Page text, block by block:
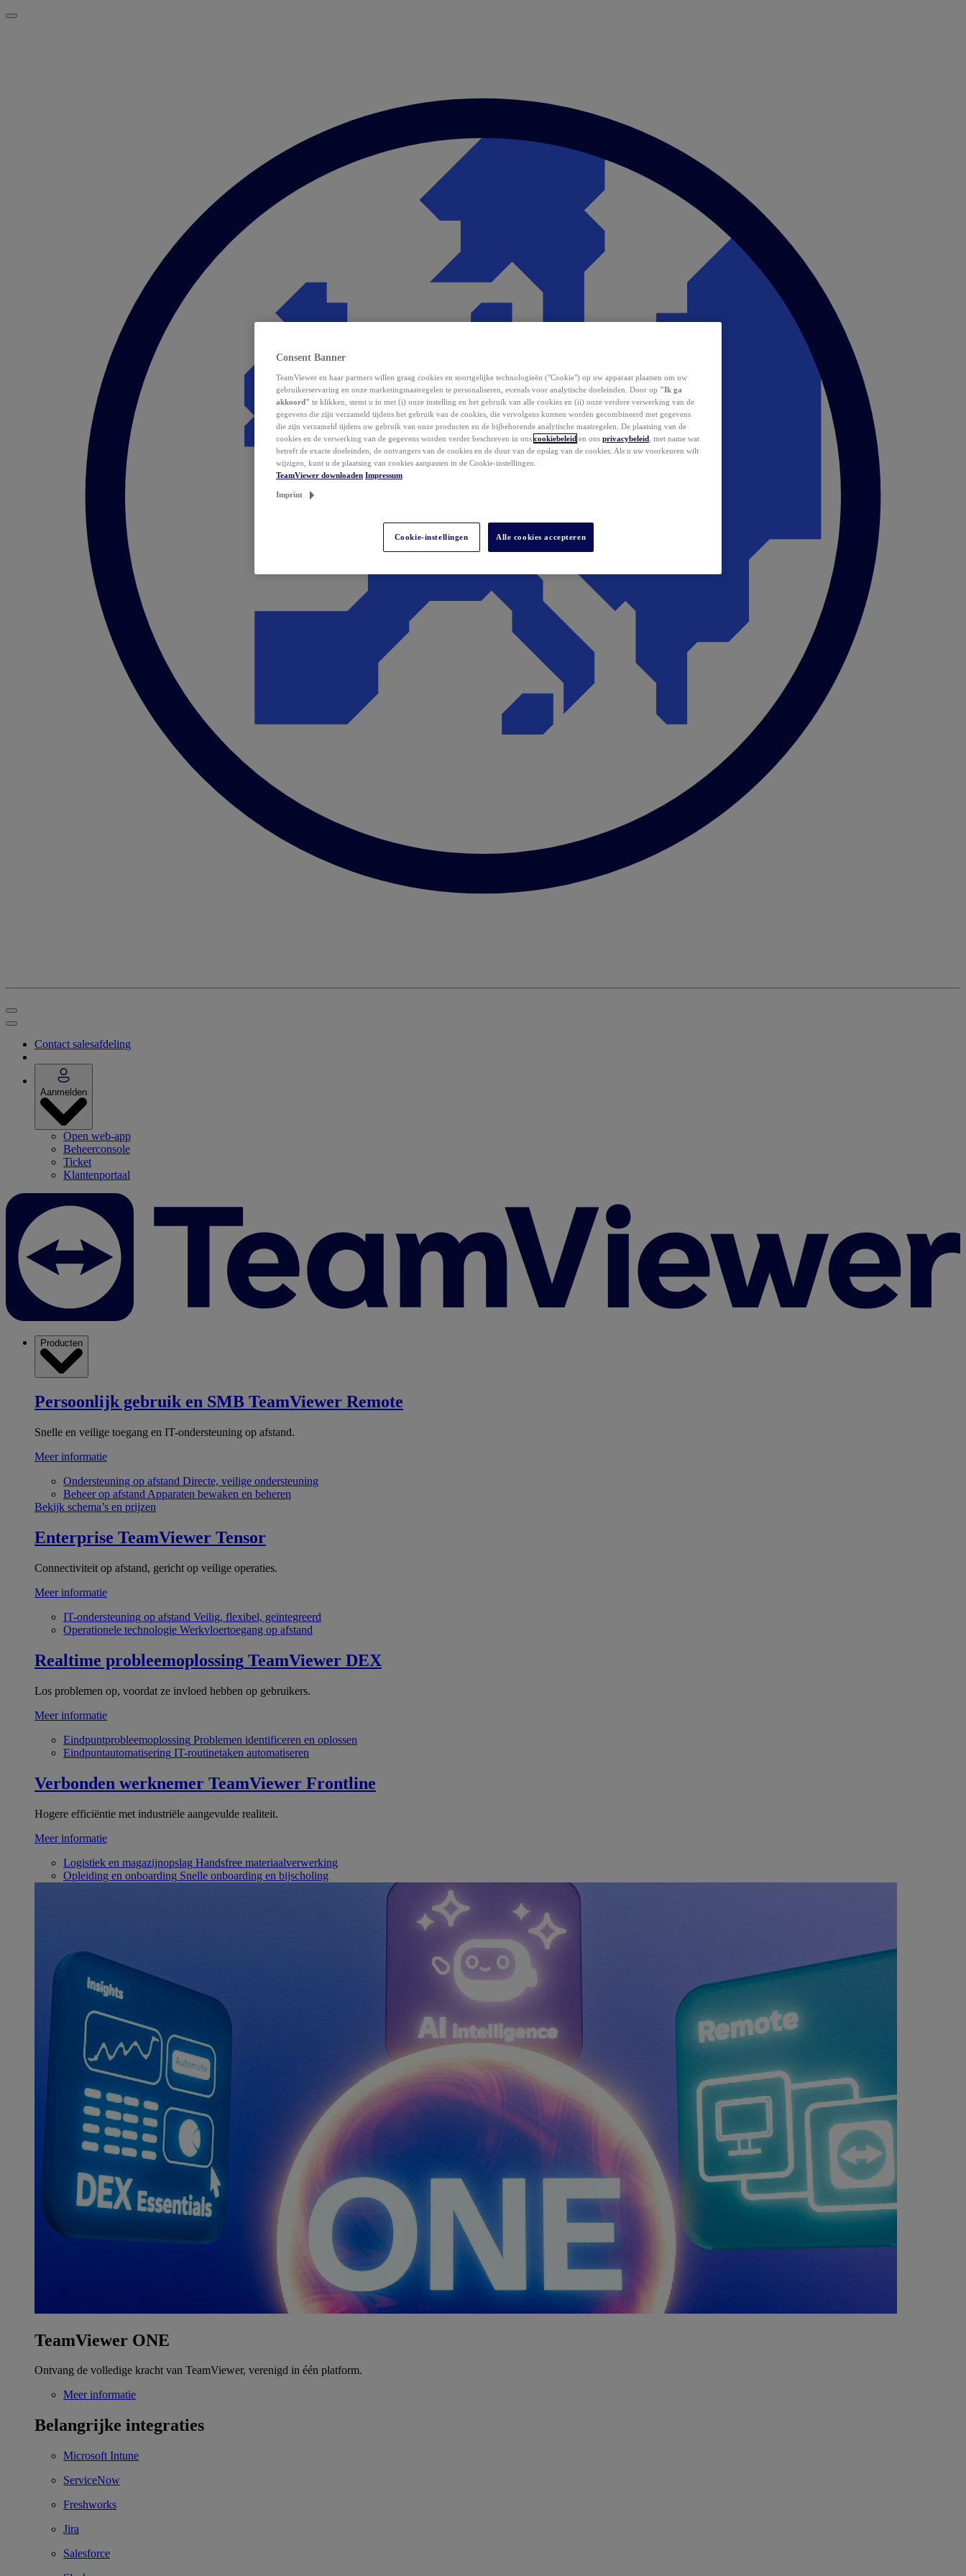
Contact salesafdeling
Aanmelden
Open web-app
Beheerconsole
Ticket
Klantenportaal
Producten
Persoonlijk gebruik en SMB TeamViewer Remote
Snelle en veilige toegang en IT-ondersteuning op afstand.
Meer informatie
Ondersteuning op afstand Directe, veilige ondersteuning
Beheer op afstand Apparaten bewaken en beheren
Bekijk schema’s en prijzen
Enterprise TeamViewer Tensor
Connectiviteit op afstand, gericht op veilige operaties.
Meer informatie
IT-ondersteuning op afstand Veilig, flexibel, geïntegreerd
Operationele technologie Werkvloertoegang op afstand
Realtime probleemoplossing TeamViewer DEX
Los problemen op, voordat ze invloed hebben op gebruikers.
Meer informatie
Eindpuntprobleemoplossing Problemen identificeren en oplossen
Eindpuntautomatisering IT-routinetaken automatiseren
Verbonden werknemer TeamViewer Frontline
Hogere efficiëntie met industriële aangevulde realiteit.
Meer informatie
Logistiek en magazijnopslag Handsfree materiaalverwerking
Opleiding en onboarding Snelle onboarding en bijscholing
TeamViewer ONE
Ontvang de volledige kracht van TeamViewer, verenigd in één platform.
Meer informatie
Belangrijke integraties
Microsoft Intune
ServiceNow
Freshworks
Jira
Salesforce
Consent Banner
TeamViewer en haar partners willen graag cookies en soortgelijke technologieën ("Cookie") op uw apparaat plaatsen om uw
gebruikerservaring en onze marketingmaatregelen te personaliseren, evenals voor analytische doeleinden. Door op "Ik ga
akkoord" te klikken, stemt u in met (i) onze instelling en het gebruik van alle cookies en (ii) onze verdere verwerking van de
gegevens die zijn verzameld tijdens het gebruik van de cookies, die vervolgens kunnen worden gecombineerd met gegevens
die zijn verzameld tijdens uw gebruik van onze producten en de bijbehorende analytische maatregelen. De plaatsing van de
cookies en de verwerking van de gegevens worden verder beschreven in ons cookiebeleid en ons privacybeleid , met name wat
betreft de exacte doeleinden, de ontvangers van de cookies en de duur van de opslag van de cookies. Als u uw voorkeuren wilt
wijzigen, kunt u de plaatsing van cookies aanpassen in de Cookie-instellingen.
TeamViewer downloaden Impressum
Imprint
Cookie-instellingen Alle cookies accepteren